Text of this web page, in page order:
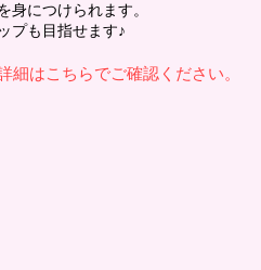
につけられます。
プも目指せます♪
はこちらでご確認ください。